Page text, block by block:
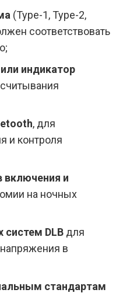
(Type-1, Type-2,
соответствовать
индикатор
, для
и контроля
и
на ночных
систем DLB для
в
стандартам